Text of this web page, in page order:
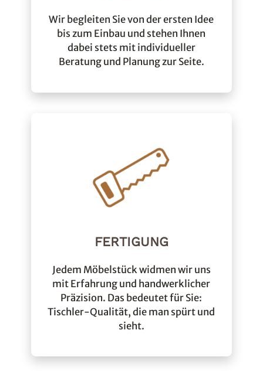
Wir begleiten Sie von der ersten Idee
bis zum Einbau und stehen Ihnen
dabei stets mit individueller
Beratung und Planung zur Seite.
FERTIGUNG
Jedem Möbelstück widmen wir uns
mit Erfahrung und handwerklicher
Präzision. Das bedeutet für Sie:
Tischler-Qualität, die man spürt und
sieht.